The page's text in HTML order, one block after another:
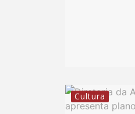
Cultura